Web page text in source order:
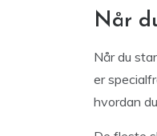
Når
Når du
er
hvordan